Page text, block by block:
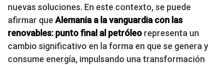
nuevas soluciones. En este contexto, se puede
afirmar queAlemania a la vanguardia con las
renovables: punto final al petróleo representa un
cambio significativo en la forma en que se genera y
consume energía, impulsando una transformación